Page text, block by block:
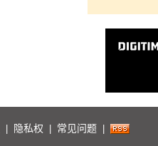
隐私权 常见问题